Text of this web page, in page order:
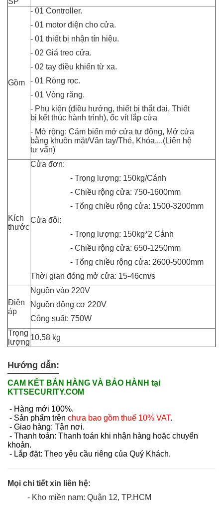
Gồm
- 01 Controller.
- 01 motor điện cho cửa.
- 01 thiết bị nhận tín hiệu.
- 02 Giá treo cửa.
- 02 tay điều khiển từ xa.
- 01 Ròng rọc.
- 01 Vòng răng.
- Phụ kiện (điều hướng, thiết bị thắt đai, Thiết
bị kết thúc hành trình), ốc vít lắp cửa
- Mở rộng: Cảm biến mở cửa tự động, Mở cửa
bằng khuôn mặt/Vân tay/Thẻ, Khóa,...(Liên hệ
tư vấn)
Kích
thước
Cửa đơn:
- Trọng lượng: 150kg/Cánh
- Chiều rộng cửa: 750-1600mm
- Tổng chiều rộng cửa: 1500-3200mm
Cửa đôi:
- Trọng lượng: 150kg*2 Cánh
- Chiều rộng cửa: 650-1250mm
- Tổng chiều rộng cửa: 2600-5000mm
Thời gian đóng mở cửa: 15-46cm/s
Điện
áp
Nguồn vào 220V
Nguồn động cơ 220V
Công suất: 750W
Trọng
lượng
10.58 kg
Hướng dẫn:
CAM KẾT BÁN HÀNG VÀ BẢO HÀNH tại
KTTSECURITY.COM
- Hàng mới 100%.
- Sản phẩm trên chưa bao gồm thuế 10% VAT.
- Giao hàng: Tận nơi.
- Thanh toán: Thanh toán khi nhận hàng hoặc chuyển
khoản.
- Lắp đặt: Theo yêu cầu riêng của Quý Khách.
Mọi chi tiết xin liên hệ:
- Kho miền nam: Quận 12, TP.HCM